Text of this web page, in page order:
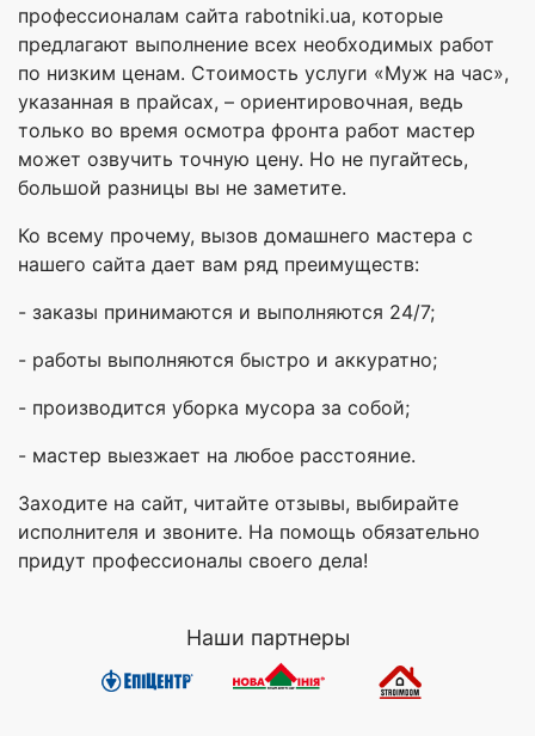
профессионалам сайта rabotniki.ua, которые
предлагают выполнение всех необходимых работ
по низким ценам. Стоимость услуги «Муж на час»,
указанная в прайсах, – ориентировочная, ведь
только во время осмотра фронта работ мастер
может озвучить точную цену. Но не пугайтесь,
большой разницы вы не заметите.
Ко всему прочему, вызов домашнего мастера с
нашего сайта дает вам ряд преимуществ:
- заказы принимаются и выполняются 24/7;
- работы выполняются быстро и аккуратно;
- производится уборка мусора за собой;
- мастер выезжает на любое расстояние.
Заходите на сайт, читайте отзывы, выбирайте
исполнителя и звоните. На помощь обязательно
придут профессионалы своего дела!
Наши партнеры